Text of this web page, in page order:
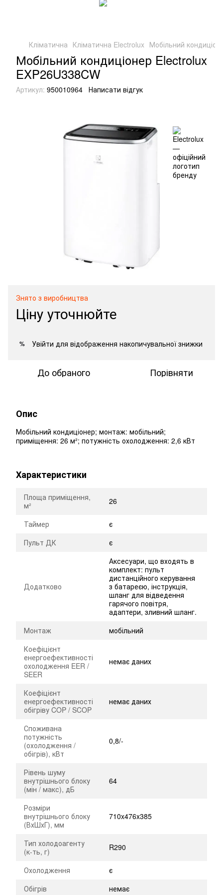
Кліматична Кліматична Electrolux Мобільний
Мобільний кондиціонер Electrolux
EXP26U338CW
Артикул: 950010964 Написати відгук
Знято з виробництва
Ціну уточнюйте
% Увійти для відображення накопичувальної знижки
До обраного Порівняти
Опис
Мобільний кондиціонер; монтаж: мобільний;
приміщення: 26 м²; потужність охолодження: 2,6 кВт
Характеристики
Площа приміщення,
м²
26
Таймер
є
Пульт ДК
є
Додатково
Аксесуари, що входять в
комплект: пульт
дистанційного керування
з батареєю, інструкція,
шланг для відведення
гарячого повітря,
адаптери, зливний шланг.
Монтаж
мобільний
Коефіцієнт
енергоефективності
охолодження EER /
SEER
немає даних
Коефіцієнт
енергоефективності
обігріву COP / SCOP
немає даних
Споживана
потужність
(охолодження /
обігрів), кВт
0,8/-
Рівень шуму
внутрішнього блоку
(мін / макс), дБ
64
Розміри
внутрішнього блоку
(ВхШхГ), мм
710x476x385
Тип холодоагенту
(к-ть, г)
R290
Охолодження
є
Обігрів
немає